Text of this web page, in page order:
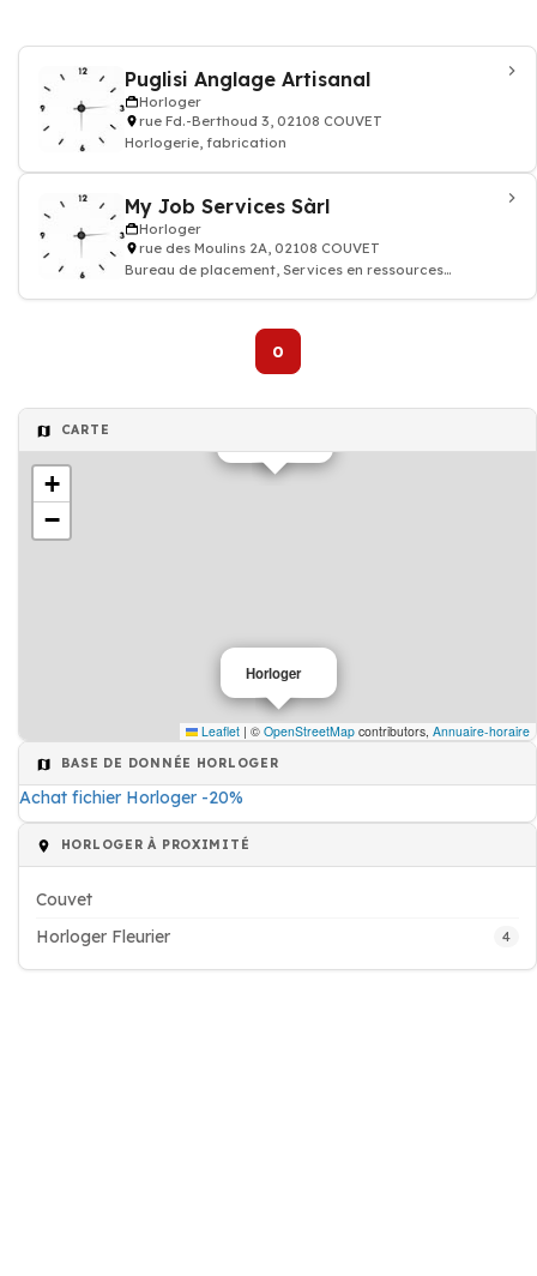
Puglisi Anglage Artisanal
Horloger
rue Fd.-Berthoud 3, 02108 COUVET
Horlogerie, fabrication
My Job Services Sàrl
Horloger
rue des Moulins 2A, 02108 COUVET
Bureau de placement, Services en ressources
0
CARTE
Horloger
+
−
Leaflet | © OpenStreetMap contributors, Annuaire-horaire
BASE DE DONNÉE HORLOGER
Achat fichier Horloger -20%
HORLOGER À PROXIMITÉ
Couvet
Horloger Fleurier
4